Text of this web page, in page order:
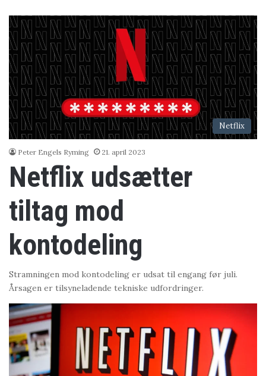
Netflix
Peter Engels Ryming 21. april 2023
Netflix udsætter
tiltag mod
kontodeling
Stramningen mod kontodeling er udsat til engang før juli.
Årsagen er tilsyneladende tekniske udfordringer.